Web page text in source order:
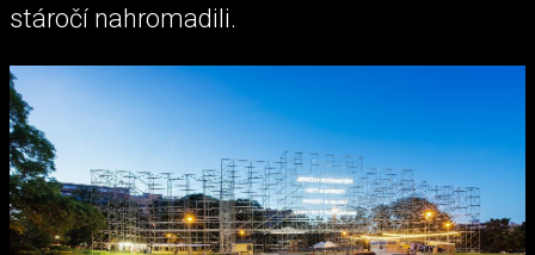
stáročí nahromadili.